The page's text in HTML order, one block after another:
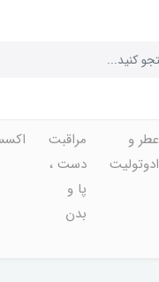
عطر و
ادوتولیت
مراقبت
دست ،
پا و
بدن